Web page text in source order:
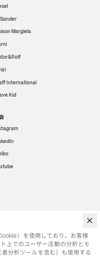
Margiela
International
Kid
）を使用しており、お客様
上でのユーザー活動の分析とモ
分析ツールを含む）も使用する